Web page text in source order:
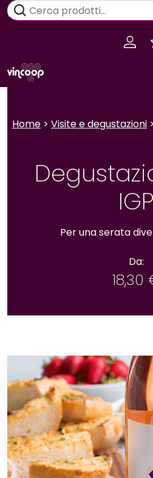
Salta
Cerca:
Home > Visite e degustazioni
IGP
Per una serata
Da:
18,30